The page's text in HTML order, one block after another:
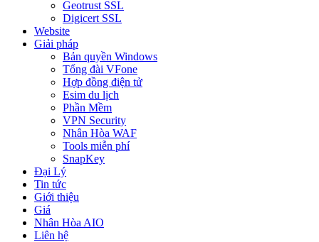
Geotrust SSL
Digicert SSL
Website
Giải pháp
Bản quyền Windows
Tổng đài VFone
Hợp đồng điện tử
Esim du lịch
Phần Mềm
VPN Security
Nhân Hòa WAF
Tools miễn phí
SnapKey
Đại Lý
Tin tức
Giới thiệu
Giá
Nhân Hòa AIO
Liên hệ